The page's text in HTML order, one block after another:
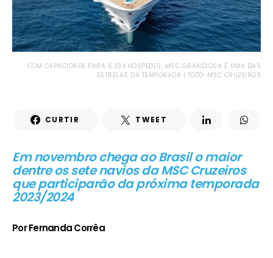
COM CAPACIDADE PARA 6.334 HÓSPEDES, MSC GRANDIOSA É UMA DAS
ESTRELAS DA TEMPORADA | FOTO: MSC CRUZEIROS
CURTIR TWEET
Em novembro chega ao Brasil o maior
dentre os sete navios da MSC Cruzeiros
que participarão da próxima temporada
2023/2024
Por Fernanda Corrêa